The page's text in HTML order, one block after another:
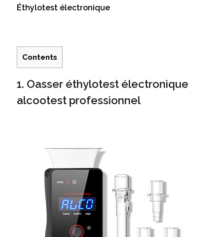
Éthylotest électronique
Contents
1. Oasser éthylotest électronique
alcootest professionnel